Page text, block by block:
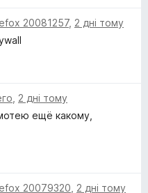
20081257, 2 дні тому
2 дні тому
ещё какому,
20079320 2 дні тому